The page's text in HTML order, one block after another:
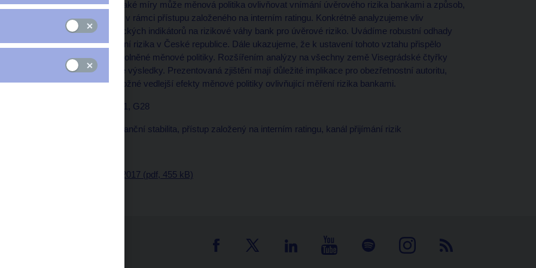
Tato práce zkoumá, do jaké míry může měnová politika ovlivňovat vnímání úvěrového rizika bankami a způsob,
jakým banky měří riziko v rámci přístupu založeného na interním ratingu. Konkrétně analyzujeme vliv
vybraných měnověpolitických indikátorů na rizikové váhy bank pro úvěrové riziko. Uvádíme robustní odhady
existence kanálu přijímání rizika v České republice. Dále ukazujeme, že k ustavení tohoto vztahu přispělo
nedávné delší období uvolněné měnové politiky. Rozšířením analýzy na všechny země Visegrádské čtyřky
získáváme porovnatelné výsledky. Prezentovaná zjištění mají důležité implikace pro obezřetnostní autoritu,
která by měla vnímat možné vedlejší efekty měnové politiky ovlivňující měření rizika bankami.
JEL kódy: E52, E58, G21, G28
Klíčová slova: banky, finanční stabilita, přístup založený na interním ratingu, kanál přijímání rizik
CNB WP 9/2017 (pdf, 455 kB)